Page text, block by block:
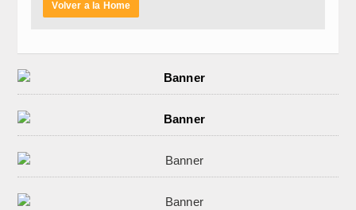
Volver a la Home